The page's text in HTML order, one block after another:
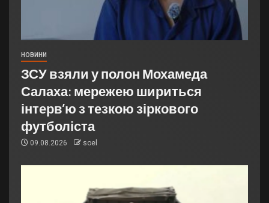
НОВИНИ
ЗСУ взяли у полон Мохамеда
Салаха: мережею шириться
інтерв’ю з тезкою зіркового
футболіста
09.08.2026 soel